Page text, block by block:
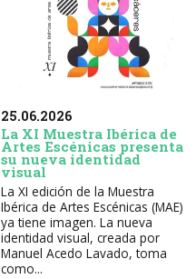
25.06.2026
La XI Muestra Ibérica de
Artes Escénicas presenta
su nueva identidad
visual
La XI edición de la Muestra
Ibérica de Artes Escénicas (MAE)
ya tiene imagen. La nueva
identidad visual, creada por
Manuel Acedo Lavado, toma
como...